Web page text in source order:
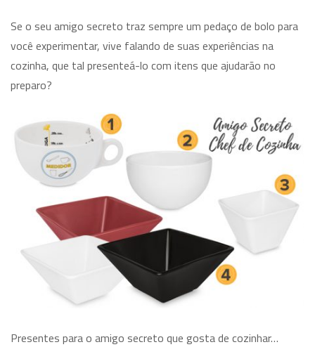
Se o seu amigo secreto traz sempre um pedaço de bolo para
você experimentar, vive falando de suas experiências na
cozinha, que tal presenteá-lo com itens que ajudarão no
preparo?
Presentes para o amigo secreto que gosta de cozinhar…